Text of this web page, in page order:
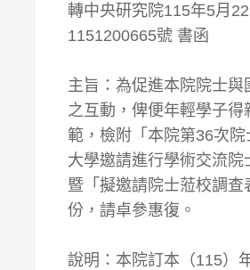
轉中央研究院115年5月
1151200665號 書函
主旨：為促進本院院士與
之互動，俾便年輕學子得
範，檢附「本院第36次院
大學邀請進行學術交流院
暨「擬邀請院士蒞校調查
份，請卓參惠復。
說明：本院訂本（115）